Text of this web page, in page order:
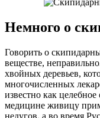
Немного о
Говорить о
веществе,
хвойных деревьев,
многочисленных
известно как
медицине живицу
недугов, а во время